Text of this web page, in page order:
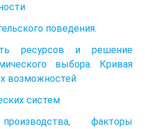
поведения.
ресурсов и решение
выбора. Кривая
возможностей
систем
факторы